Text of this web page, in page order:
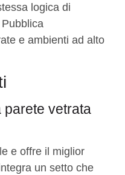
logica di
e ambienti ad alto
parete vetrata
e offre il miglior
un setto che